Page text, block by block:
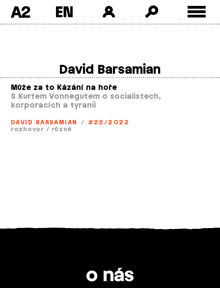
A2
David Barsamian
Může za to Kázání na hoře
S Kurtem Vonnegutem o socialistech,
korporacích a tyranii
DAVID BARSAMIAN / #22/2022
rozhovor / různé
o nás